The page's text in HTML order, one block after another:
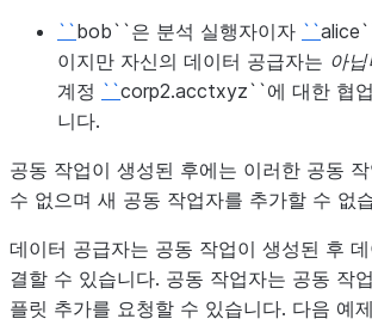
``bob``은 분석 실행자이자 ``
이지만 자신의 데이터 공급자는 아
계정 ``corp2.acctxyz``에 대한 협
니다.
공동 작업이 생성된 후에는 이러한 공동
수 없으며 새 공동 작업자를 추가할 수 없
데이터 공급자는 공동 작업이 생성된 후
결할 수 있습니다. 공동 작업자는 공동 작
플릿 추가를 요청할 수 있습니다. 다음 예